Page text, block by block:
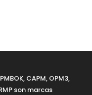
CAPM, OPM3,
son marcas